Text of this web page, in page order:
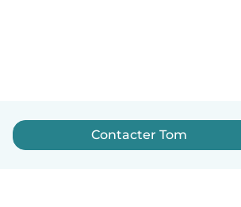
Contacter Tom